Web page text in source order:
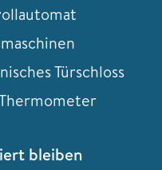
Türschloss
bleiben